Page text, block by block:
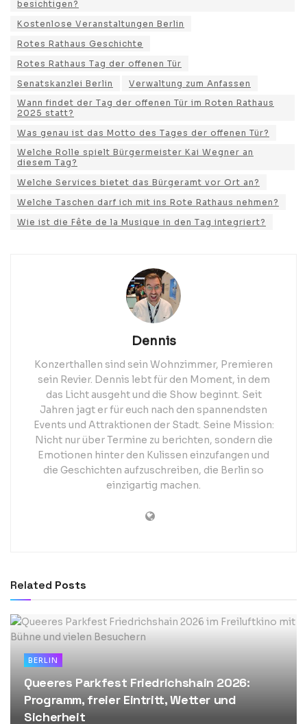
besichtigen?
Kostenlose Veranstaltungen Berlin
Rotes Rathaus Geschichte
Rotes Rathaus Tag der offenen Tür
Senatskanzlei Berlin
Verwaltung zum Anfassen
Wann findet der Tag der offenen Tür im Roten Rathaus
2025 statt?
Was genau ist das Motto des Tages der offenen Tür?
Welche Rolle spielt Bürgermeister Kai Wegner an
diesem Tag?
Welche Services bietet das Bürgeramt vor Ort an?
Welche Taschen darf ich mit ins Rote Rathaus nehmen?
Wie ist die Fête de la Musique in den Tag integriert?
Dennis
Konzerthallen sind sein Wohnzimmer, Premieren
sein Revier. Dennis lebt für den Moment, in dem
das Licht ausgeht und die Show beginnt. Seit
Jahren jagt er für euch nach den spannendsten
Events und Attraktionen der Stadt. Seine Mission:
Nicht nur über Termine zu berichten, sondern die
Emotionen hinter den Kulissen einzufangen und
die Geschichten aufzuschreiben, die Berlin so
einzigartig machen.
Related Posts
BERLIN
Queeres Parkfest Friedrichshain 2026:
Programm, freier Eintritt, Wetter und
Sicherheit